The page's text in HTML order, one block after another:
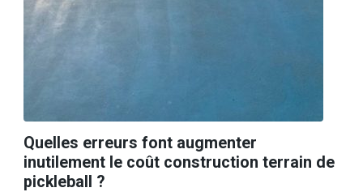
Quelles erreurs font augmenter
inutilement le coût construction terrain de
pickleball ?